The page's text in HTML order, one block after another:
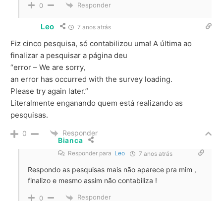
0 Responder
Leo 7 anos atrás
Fiz cinco pesquisa, só contabilizou uma! A última ao
finalizar a pesquisar a página deu
“error – We are sorry,
an error has occurred with the survey loading.
Please try again later.”
Literalmente enganando quem está realizando as
pesquisas.
0
Responder
Bianca
Responder para Leo 7 anos atrás
Respondo as pesquisas mais não aparece pra mim ,
finalizo e mesmo assim não contabiliza !
0 Responder